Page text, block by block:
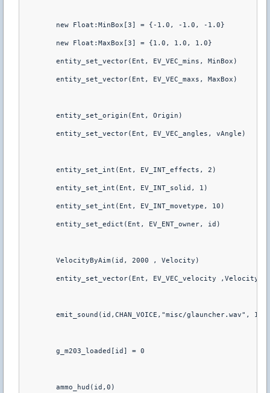
	new Float:MinBox[3] = {-1.0, -1.0, -1.0}
	new Float:MaxBox[3] = {1.0, 1.0, 1.0}
	entity_set_vector(Ent, EV_VEC_mins, MinBox)
	entity_set_vector(Ent, EV_VEC_maxs, MaxBox)
	entity_set_origin(Ent, Origin)
	entity_set_vector(Ent, EV_VEC_angles, vAngle)
	entity_set_int(Ent, EV_INT_effects, 2)
	entity_set_int(Ent, EV_INT_solid, 1)
	entity_set_int(Ent, EV_INT_movetype, 10)
	entity_set_edict(Ent, EV_ENT_owner, id)
	VelocityByAim(id, 2000 , Velocity)
	entity_set_vector(Ent, EV_VEC_velocity ,Velocity)
emit_sound(id,CHAN_VOICE,"misc/glauncher.wav",
	g_m203_loaded[id] = 0
	ammo_hud(id,0)